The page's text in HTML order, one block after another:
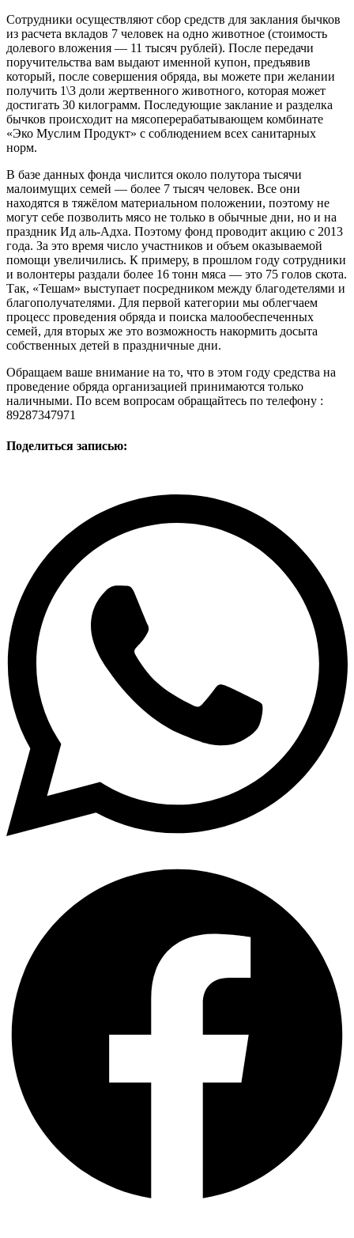
Сотрудники осуществляют сбор средств для заклания бычков
из расчета вкладов 7 человек на одно животное (стоимость
долевого вложения — 11 тысяч рублей). После передачи
поручительства вам выдают именной купон, предъявив
который, после совершения обряда, вы можете при желании
получить 1\3 доли жертвенного животного, которая может
достигать 30 килограмм. Последующие заклание и разделка
бычков происходит на мясоперерабатывающем комбинате
«Эко Муслим Продукт» с соблюдением всех санитарных
норм.
В базе данных фонда числится около полутора тысячи
малоимущих семей — более 7 тысяч человек. Все они
находятся в тяжёлом материальном положении, поэтому не
могут себе позволить мясо не только в обычные дни, но и на
праздник Ид аль-Адха. Поэтому фонд проводит акцию с 2013
года. За это время число участников и объем оказываемой
помощи увеличились. К примеру, в прошлом году сотрудники
и волонтеры раздали более 16 тонн мяса — это 75 голов скота.
Так, «Тешам» выступает посредником между благодетелями и
благополучателями. Для первой категории мы облегчаем
процесс проведения обряда и поиска малообеспеченных
семей, для вторых же это возможность накормить досыта
собственных детей в праздничные дни.
Обращаем ваше внимание на то, что в этом году средства на
проведение обряда организацией принимаются только
наличными. По всем вопросам обращайтесь по телефону :
89287347971
Поделиться записью: